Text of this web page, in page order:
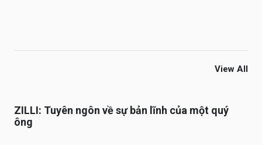
View All
ZILLI: Tuyên ngôn về sự bản lĩnh của một quý
ông